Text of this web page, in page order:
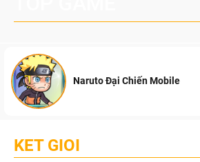
Naruto Đại Chiến Mobile
KET GIOI